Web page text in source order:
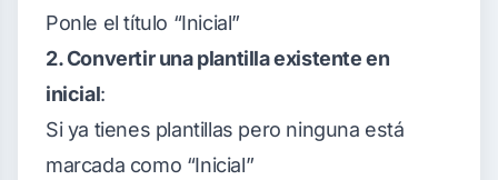
Ponle el título “Inicial”
2. Convertir una plantilla existente en
inicial:
Si ya tienes plantillas pero ninguna está
marcada como “Inicial”